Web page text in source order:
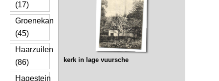
(17)
Groenekan
(45)
Haarzuilen
(86)
Hagestein
kerk in lage vuursche